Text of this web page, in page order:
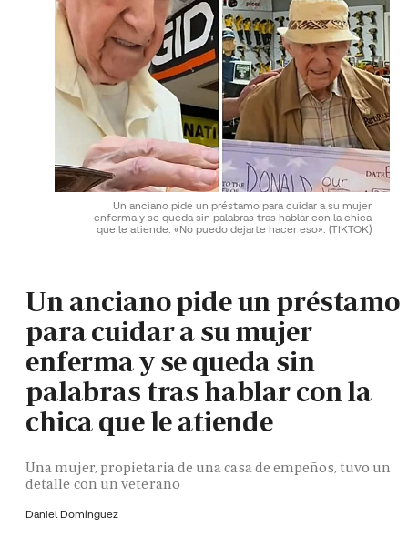
Un anciano pide un préstamo para cuidar a su mujer
enferma y se queda sin palabras tras hablar con la chica
que le atiende: «No puedo dejarte hacer eso». (TIKTOK)
Un anciano pide un préstamo
para cuidar a su mujer
enferma y se queda sin
palabras tras hablar con la
chica que le atiende
Una mujer, propietaria de una casa de empeños, tuvo un
detalle con un veterano
Daniel Domínguez